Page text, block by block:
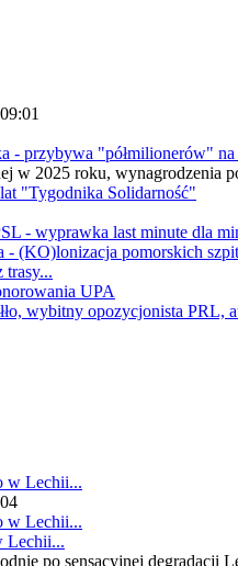
- przybywa "półmilionerów" na
w 2025 roku, wynagrodzenia
"Tygodnika Solidarność"
- wyprawka last minute dla
(KO)lonizacja pomorskich
trasy...
UPA
wybitny opozycjonista PRL,
Lechii...
po sensacyjnej degradacji